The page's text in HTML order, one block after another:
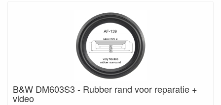
B&W DM603S3 - Rubber rand voor reparatie +
video